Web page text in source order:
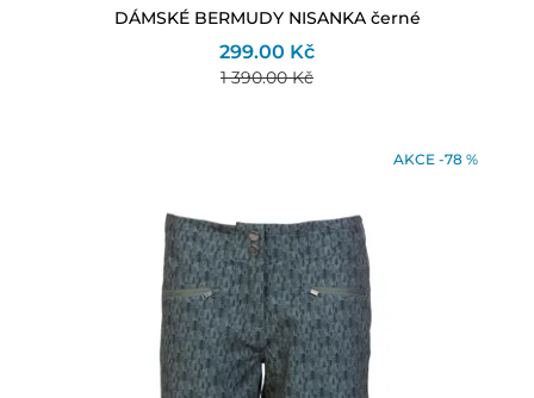
DÁMSKÉ BERMUDY NISANKA černé
299.00 Kč
1 390.00 Kč
AKCE -78 %